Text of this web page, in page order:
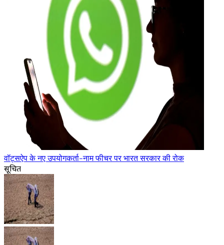
वॉट्सऐप के नए उपयोगकर्ता-नाम फीचर पर भारत सरकार की रोक
सूचित